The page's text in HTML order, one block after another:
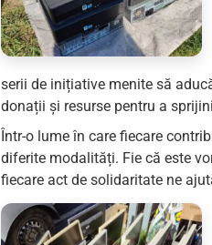
serii de inițiative menite să
donații și resurse pentru a
Într-o lume în care fiecare
diferite modalități. Fie că este
fiecare act de solidaritate ne